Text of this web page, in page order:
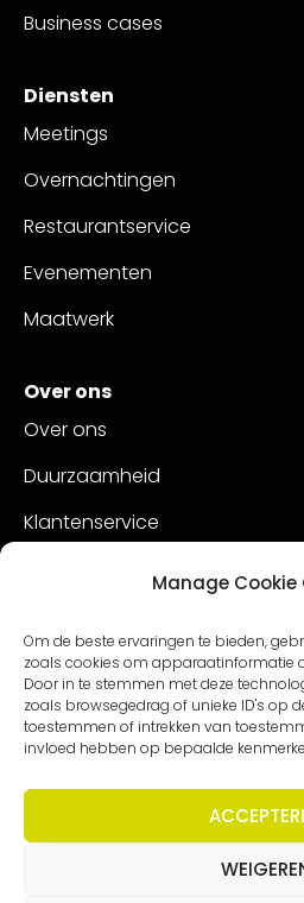
Manage Cookie
Om de beste ervaringen te bieden,
zoals cookies om apparaatinformatie
Door in te stemmen met deze
zoals browsegedrag of unieke ID's op
toestemmen of intrekken van
invloed hebben op bepaalde
Business cases
Diensten
Meetings
Overnachtingen
Restaurantservice
Evenementen
Maatwerk
Over ons
Over ons
Duurzaamheid
Klantenservice